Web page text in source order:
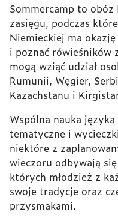
Sommercamp to
zasięgu, podczas
Niemieckiej ma
i poznać rówieśników
mogą wziąć udział
Rumunii, Węgier,
Kazachstanu i
Wspólna nauka
tematyczne i
niektóre z
wieczoru odbywają
których młodzież z
swoje tradycje oraz
przysmakami.